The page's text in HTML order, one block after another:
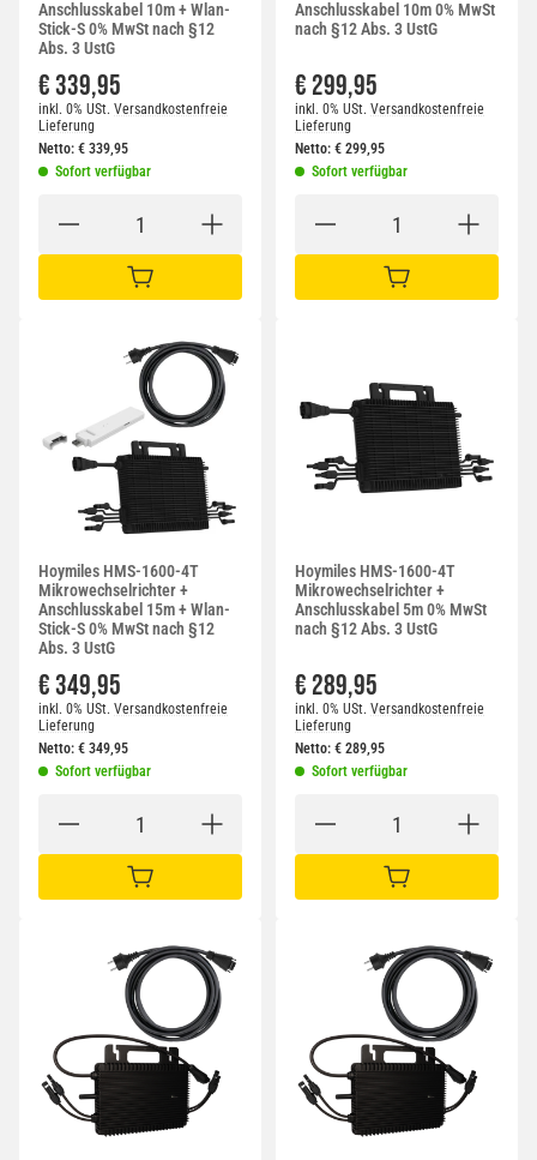
Anschlusskabel 10m + Wlan-
Stick-S 0% MwSt nach §12
Abs. 3 UstG
€ 339,95
inkl. 0% USt. Versandkostenfreie
Lieferung
Netto: € 339,95
Sofort verfügbar
IN DEN WARENKORB
Anschlusskabel 10m 0% MwSt
nach §12 Abs. 3 UstG
€ 299,95
inkl. 0% USt. Versandkostenfreie
Lieferung
Netto: € 299,95
Sofort verfügbar
IN DEN WARENKORB
Hoymiles HMS-1600-4T
Mikrowechselrichter +
Anschlusskabel 15m + Wlan-
Stick-S 0% MwSt nach §12
Abs. 3 UstG
€ 349,95
inkl. 0% USt. Versandkostenfreie
Lieferung
Netto: € 349,95
Sofort verfügbar
IN DEN WARENKORB
Hoymiles HMS-1600-4T
Mikrowechselrichter +
Anschlusskabel 5m 0% MwSt
nach §12 Abs. 3 UstG
€ 289,95
inkl. 0% USt. Versandkostenfreie
Lieferung
Netto: € 289,95
Sofort verfügbar
IN DEN WARENKORB